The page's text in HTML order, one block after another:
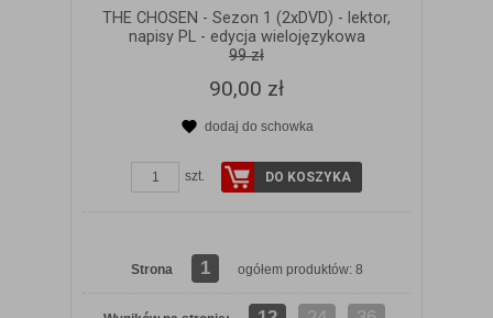
THE CHOSEN - Sezon 1 (2xDVD) - lektor,
napisy PL - edycja wielojęzykowa
99 zł
90,00 zł
dodaj do schowka
szt. DO KOSZYKA
Strona 1 ogółem produktów: 8